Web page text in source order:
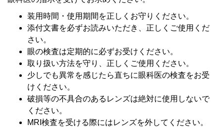
装用時間・使用期間を正しくお守りください。
添付文書を必ずお読みいただき、正しくご使用くだ
さい。
眼の検査は定期的に必ずお受けください。
取り扱い方法を守り、正しくご使用ください。
少しでも異常を感じたら直ちに眼科医の検査をお受
けください。
破損等の不具合のあるレンズは絶対に使用しないで
ください。
MRI検査を受ける際にはレンズを外してください。